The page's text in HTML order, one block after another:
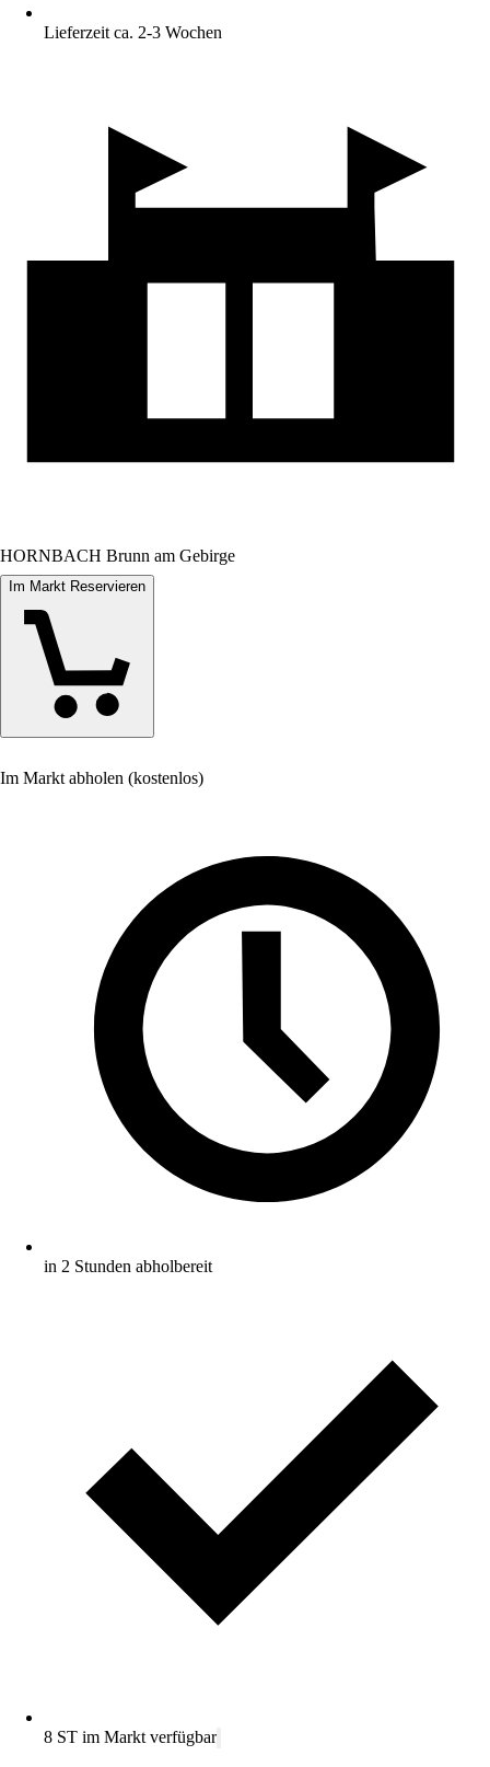
Lieferzeit ca. 2-3 Wochen
HORNBACH Brunn am Gebirge
Im Markt Reservieren
Im Markt abholen (kostenlos)
in 2 Stunden abholbereit
8 ST im Markt verfügbar